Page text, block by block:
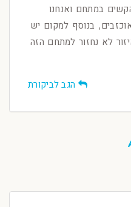
במתחם ואנחנו
בנוסף למקום יש
לא נחזור למתחם הזה
הגב לביקורת